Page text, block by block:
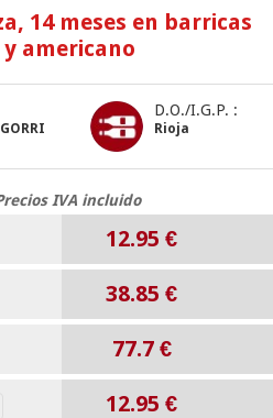
14 meses en barricas
americano
D.O./I.G.P. :
Rioja
IVA incluido
12.95€
38.85€
77.7 €
12.95€